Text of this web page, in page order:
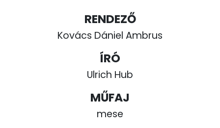
RENDEZŐ
Kovács Dániel Ambrus
ÍRÓ
Ulrich Hub
MŰFAJ
mese